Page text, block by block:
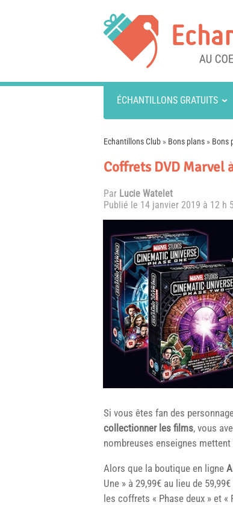
ÉCHANTILLONS GRATUITS
Echantillons Club » Bons plans » Bons
Coffrets DVD Marvel
Par Lucie Watelet
Publié le 14 janvier 2019 à 12 h
Si vous êtes fan des
collectionner les films, vous
nombreuses enseignes mettent
Alors que la boutique en ligne
Une » à 29,99€ au lieu de
les coffrets « Phase deux » et «